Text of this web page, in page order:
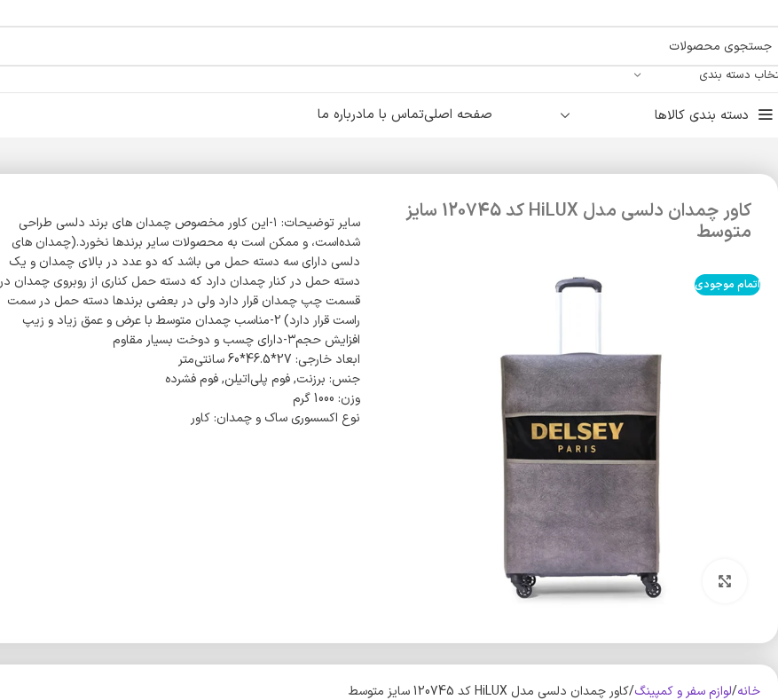
دسته بندی
دسته بندی کالاها صفحه اصلیتماس با مادرباره ما
کاور چمدان دلسی مدل HiLUX کد 120745 سایز
متوسط
اتمام موجودی
بزرگنمایی تصویر
سایر توضیحات: ۱-این کاور مخصوص چمدان های برند دلسی طراحی
شده‌است، و ممکن است به محصولات سایر برندها نخورد.(چمدان های
دلسی دارای سه دسته حمل می باشد که دو عدد در بالای چمدان و یک
دسته حمل در کنار چمدان دارد که دسته حمل کناری از روبروی چمدان در
قسمت چپ چمدان قرار دارد ولی در بعضی برندها دسته حمل در سمت
راست قرار دارد) ۲-مناسب چمدان متوسط با عرض و عمق زیاد و زیپ
افزایش حجم۳-دارای چسب و دوخت بسیار مقاوم
ابعاد خارجی: 27*46.5*60 سانتی‌متر
جنس: برزنت, فوم پلی‌اتیلن, فوم فشرده
وزن: 1000 گرم
نوع اکسسوری ساک و چمدان: کاور
خانه لوازم سفر و کمپینگ کاور چمدان دلسی مدل HiLUX کد 120745 سایز متوسط